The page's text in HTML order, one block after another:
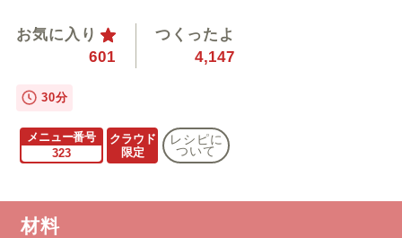
お気に入り
601
つくったよ
4,147
30分
メニュー番号
323
クラウド
限定
レシピに
ついて
材料